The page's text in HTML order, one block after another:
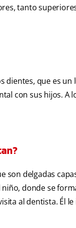
tanto
dientes, que es un
con sus hijos. A
son delgadas
donde se
al dentista. Él